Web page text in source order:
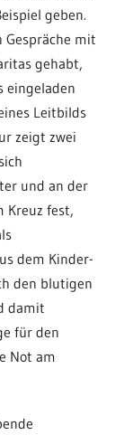
geben.
Gespräche mit
gehabt,
eingeladen
Leitbilds
zeigt zwei
und an der
Kreuz fest,
dem Kinder-
den blutigen
damit
für den
Not am